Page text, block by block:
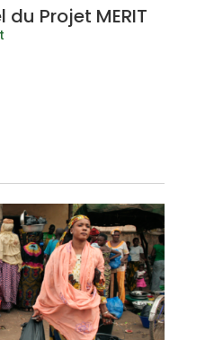
Projet MERIT